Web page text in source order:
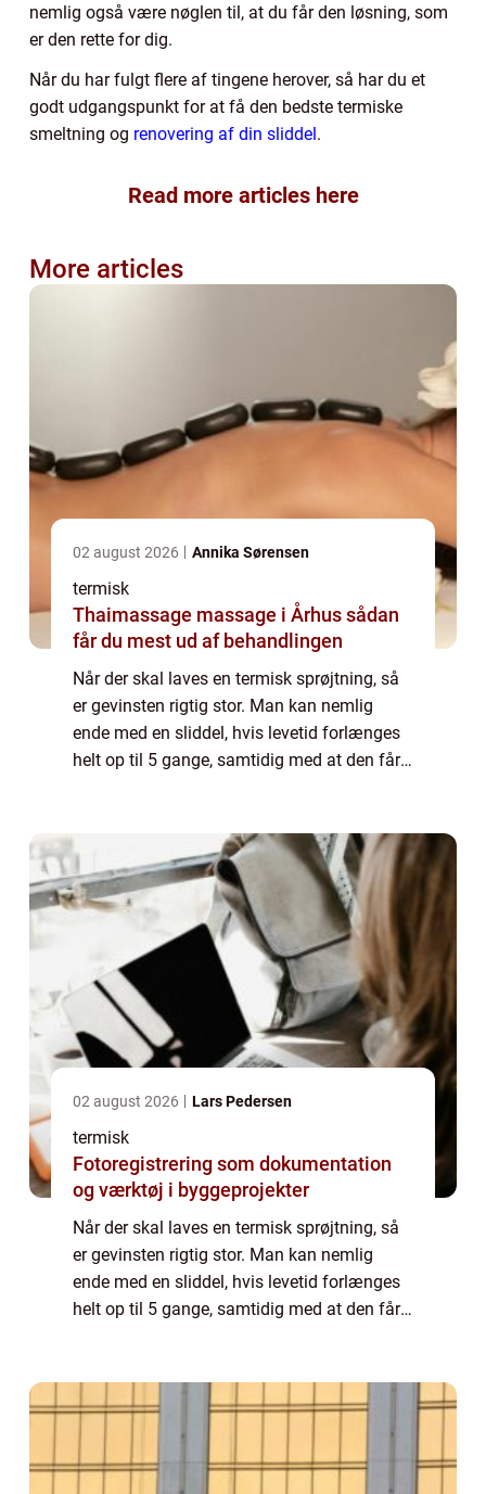
nemlig også være nøglen til, at du får den løsning, som
er den rette for dig.
Når du har fulgt flere af tingene herover, så har du et
godt udgangspunkt for at få den bedste termiske
smeltning og renovering af din sliddel.
Read more articles here
More articles
02 august 2026 Annika Sørensen
termisk
Thaimassage massage i Århus sådan
får du mest ud af behandlingen
Når der skal laves en termisk sprøjtning, så
er gevinsten rigtig stor. Man kan nemlig
ende med en sliddel, hvis levetid forlænges
helt op til 5 gange, samtidig med at den får
02 august 2026 Lars Pedersen
termisk
Fotoregistrering som dokumentation
og værktøj i byggeprojekter
Når der skal laves en termisk sprøjtning, så
er gevinsten rigtig stor. Man kan nemlig
ende med en sliddel, hvis levetid forlænges
helt op til 5 gange, samtidig med at den får